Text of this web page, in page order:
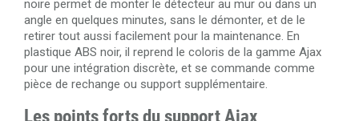
noire permet de monter le détecteur au mur ou dans un
angle en quelques minutes, sans le démonter, et de le
retirer tout aussi facilement pour la maintenance. En
plastique ABS noir, il reprend le coloris de la gamme Ajax
pour une intégration discrète, et se commande comme
pièce de rechange ou support supplémentaire.
Les points forts du support Ajax